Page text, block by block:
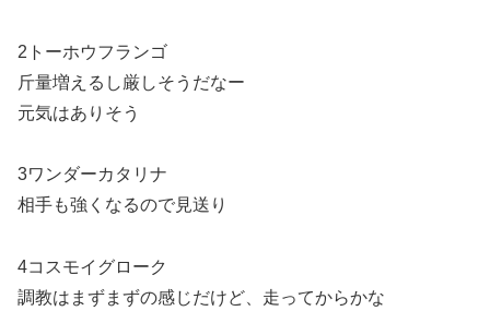
2トーホウフランゴ
斤量増えるし厳しそうだなー
元気はありそう
3ワンダーカタリナ
相手も強くなるので見送り
4コスモイグローク
調教はまずまずの感じだけど、走ってからかな